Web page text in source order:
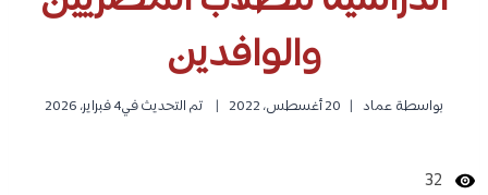
والوافدين
بواسطة عماد 20 أغسطس، 2022 تم التحديث في4 فبراير، 2026
32